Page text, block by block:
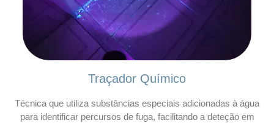
Traçador Químico
Técnica que utiliza substâncias especiais adicionadas à água
para identificar percursos de fuga, facilitando a deteção em